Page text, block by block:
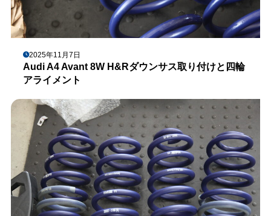
2025年11月7日
Audi A4 Avant 8W H&Rダウンサス取り付けと四輪
アライメント